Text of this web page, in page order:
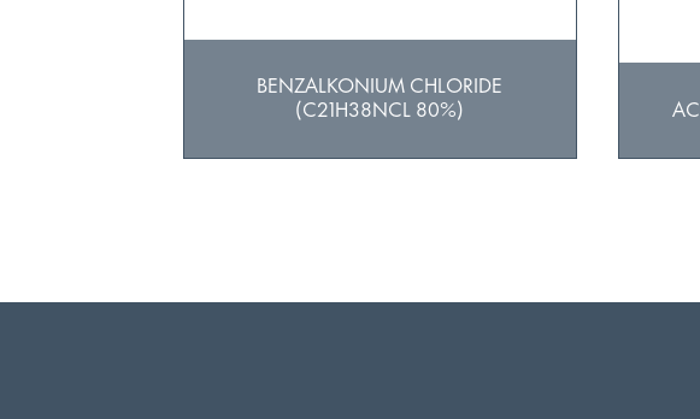
BENZALKONIUM CHLORIDE
(C21H38NCL 80%)